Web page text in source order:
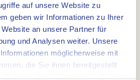
auf unsere Website zu
geben wir Informationen zu Ihrer
an unsere Partner für
und Analysen weiter. Unsere
möglicherweise mit
die Sie ihnen bereitgestellt
Rahmen Ihrer Nutzung der Dienste
19) befinden sich zehn
des Künstlers Patrick
ist sowohl ein Ruhepunkt als
Ort, an dem Sie sich
Materialien gefertigt